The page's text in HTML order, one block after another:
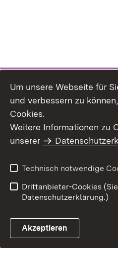
Inhaltsübersicht
Impressum
Benutzungshinweise
Um unsere Webseite für
und verbessern zu
Cookies.
Weitere Informationen zu
unserer
Technisch notwendige
Drittanbieter-Cookies
Datenschutzerklärung.)
Akzeptieren